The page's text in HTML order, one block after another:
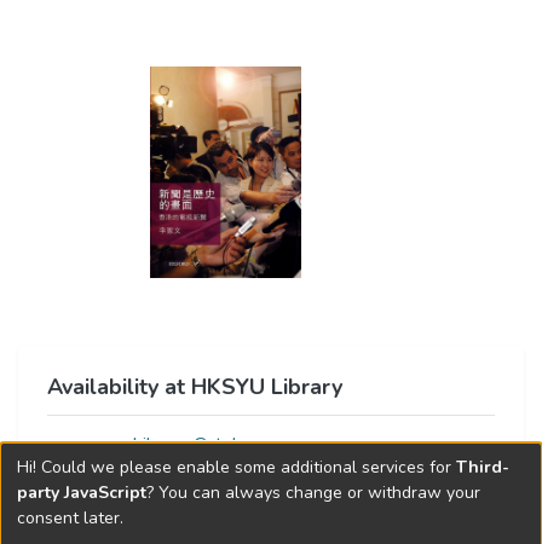
Availability at HKSYU Library
Library Catalog
Hi! Could we please enable some additional services for Third-
party JavaScript? You can always change or withdraw your
consent later.